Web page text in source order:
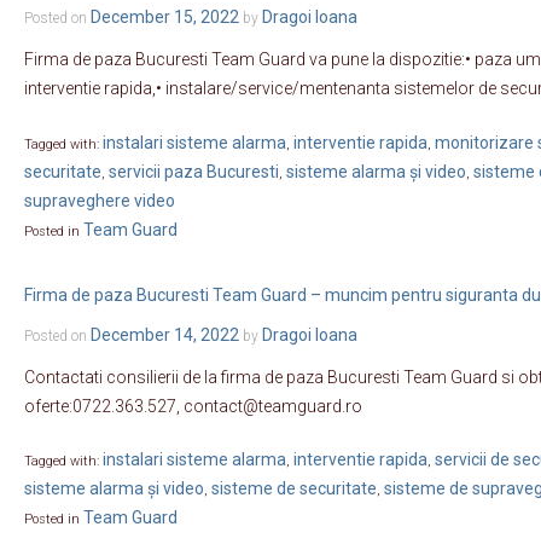
Posted on December 15, 2022 by Dragoi Ioana
Firma de paza Bucuresti Team Guard va pune la dispozitie:• paza
interventie rapida,• instalare/service/mentenanta sistemelor de
Tagged with: instalari sisteme alarma, interventie rapida, monitorizare
securitate, servicii paza Bucuresti, sisteme alarma și video, sisteme
supraveghere video
Posted in Team Guard
Firma de paza Bucuresti Team Guard – muncim pentru siguranta
Posted on December 14, 2022 by Dragoi Ioana
Contactati consilierii de la firma de paza Bucuresti Team Guard si
oferte:0722.363.527, contact@teamguard.ro
Tagged with: instalari sisteme alarma, interventie rapida, servicii de
sisteme alarma și video, sisteme de securitate, sisteme de
Posted in Team Guard